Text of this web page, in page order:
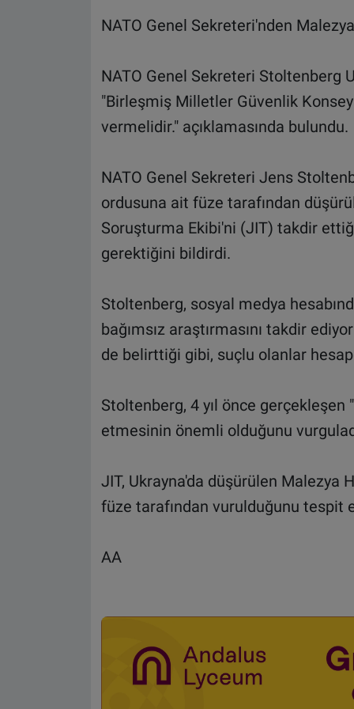
NATO Genel Sekreteri'nden
NATO Genel Sekreteri Stoltenberg
"Birleşmiş Milletler Güvenlik
vermelidir." açıklamasında bulundu.
NATO Genel Sekreteri Jens
ordusuna ait füze tarafından
Soruşturma Ekibi'ni (JIT) takdir
gerektiğini bildirdi.
Stoltenberg, sosyal medya
bağımsız araştırmasını takdir
de belirttiği gibi, suçlu olanlar
Stoltenberg, 4 yıl önce
etmesinin önemli olduğunu
JIT, Ukrayna'da düşürülen Malezya
füze tarafından vurulduğunu tespit
AA